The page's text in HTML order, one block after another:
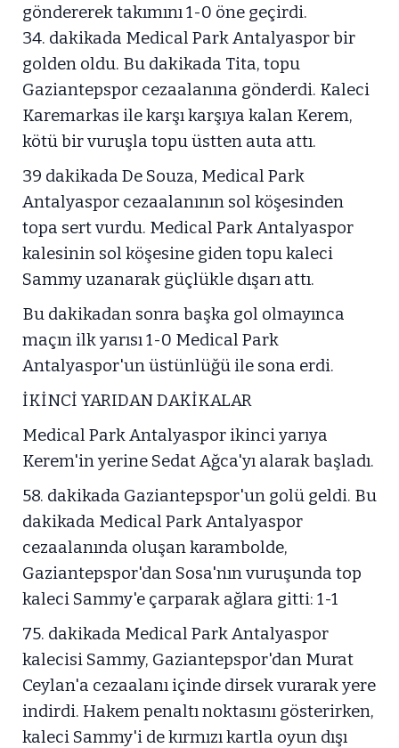
göndererek takımını 1-0 öne geçirdi.
34. dakikada Medical Park Antalyaspor bir
golden oldu. Bu dakikada Tita, topu
Gaziantepspor cezaalanına gönderdi. Kaleci
Karemarkas ile karşı karşıya kalan Kerem,
kötü bir vuruşla topu üstten auta attı.
39 dakikada De Souza, Medical Park
Antalyaspor cezaalanının sol köşesinden
topa sert vurdu. Medical Park Antalyaspor
kalesinin sol köşesine giden topu kaleci
Sammy uzanarak güçlükle dışarı attı.
Bu dakikadan sonra başka gol olmayınca
maçın ilk yarısı 1-0 Medical Park
Antalyaspor'un üstünlüğü ile sona erdi.
İKİNCİ YARIDAN DAKİKALAR
Medical Park Antalyaspor ikinci yarıya
Kerem'in yerine Sedat Ağca'yı alarak başladı.
58. dakikada Gaziantepspor'un golü geldi. Bu
dakikada Medical Park Antalyaspor
cezaalanında oluşan karambolde,
Gaziantepspor'dan Sosa'nın vuruşunda top
kaleci Sammy'e çarparak ağlara gitti: 1-1
75. dakikada Medical Park Antalyaspor
kalecisi Sammy, Gaziantepspor'dan Murat
Ceylan'a cezaalanı içinde dirsek vurarak yere
indirdi. Hakem penaltı noktasını gösterirken,
kaleci Sammy'i de kırmızı kartla oyun dışı